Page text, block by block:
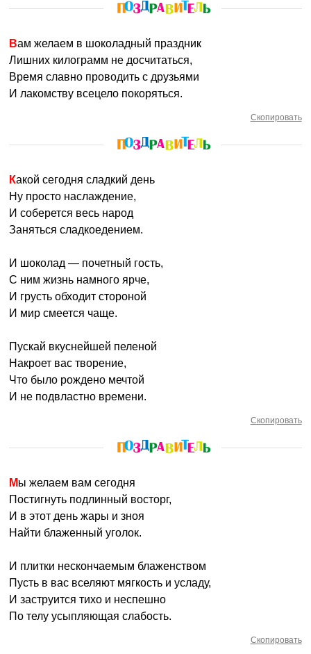
Вам желаем в шоколадный праздник
Лишних килограмм не досчитаться,
Время славно проводить с друзьями
И лакомству всецело покоряться.
Скопировать
Какой сегодня сладкий день
Ну просто наслаждение,
И соберется весь народ
Заняться сладкоедением.
И шоколад — почетный гость,
С ним жизнь намного ярче,
И грусть обходит стороной
И мир смеется чаще.
Пускай вкуснейшей пеленой
Накроет вас творение,
Что было рождено мечтой
И не подвластно времени.
Скопировать
Мы желаем вам сегодня
Постигнуть подлинный восторг,
И в этот день жары и зноя
Найти блаженный уголок.
И плитки нескончаемым блаженством
Пусть в вас вселяют мягкость и усладу,
И заструится тихо и неспешно
По телу усыпляющая слабость.
Скопировать